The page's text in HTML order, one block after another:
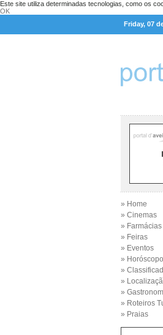
Este site utiliza determinadas tecnologias, como os
OK
Friday, 07
» Home
» Cinemas
» Farmácias
» Feiras
» Eventos
» Horóscopo
»
»
»
» Roteiros
» Praias